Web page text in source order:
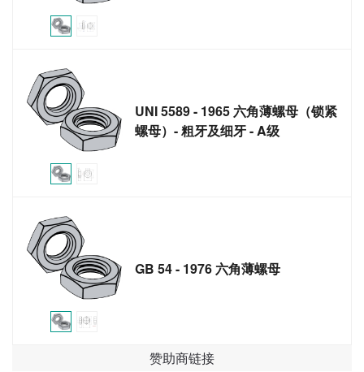
UNI 5589 - 1965 六角薄螺母（锁紧
螺母）- 粗牙及细牙 - A级
GB 54 - 1976 六角薄螺母
赞助商链接